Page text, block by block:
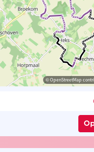
© OpenStreetMap